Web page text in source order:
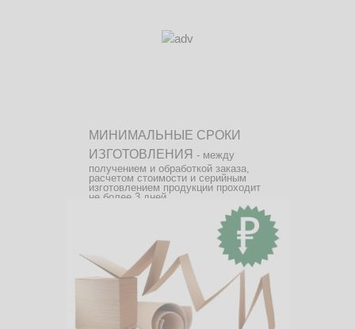
МИНИМАЛЬНЫЕ СРОКИ
ИЗГОТОВЛЕНИЯ - между
получением и обработкой заказа,
расчетом стоимости и серийным
изготовлением продукции проходит
не более 3 дней.